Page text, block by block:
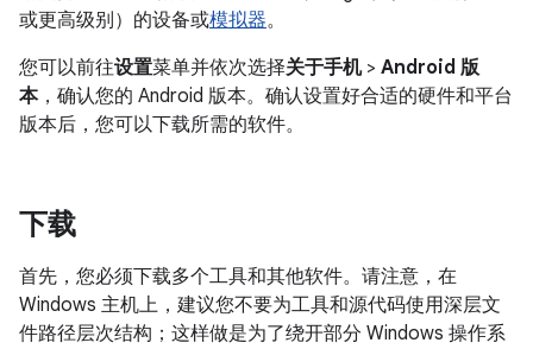
或更高级别）的设备或模拟器。
您可以前往设置菜单并依次选择关于手机> Android 版
本，确认您的 Android 版本。确认设置好合适的硬件和平台
版本后，您可以下载所需的软件。
下载
首先，您必须下载多个工具和其他软件。请注意，在
Windows 主机上，建议您不要为工具和源代码使用深层文
件路径层次结构；这样做是为了绕开部分 Windows 操作系